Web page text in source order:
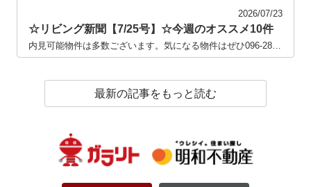
2026/07/23
☆リビング新聞【7/25号】☆今週のオススメ10件
最新の記事をもっと読む